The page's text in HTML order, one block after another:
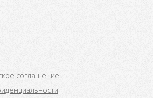
соглашение